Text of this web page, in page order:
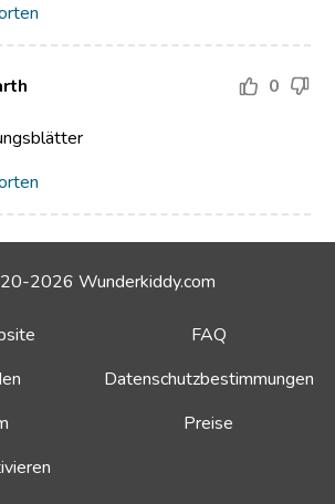
0
2026 Wunderkiddy.com
FAQ
Datenschutzbestimmungen
Preise